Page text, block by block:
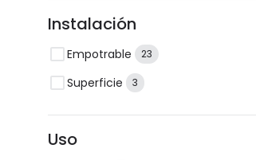
Instalación
Empotrable 23
Superficie 3
Uso